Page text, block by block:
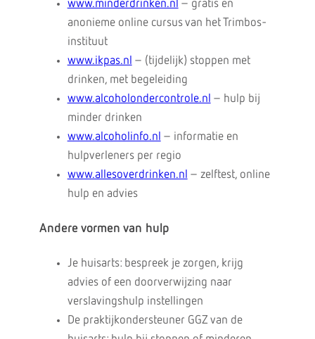
www.minderdrinken.nl – gratis en
anonieme online cursus van het Trimbos-
instituut
www.ikpas.nl – (tijdelijk) stoppen met
drinken, met begeleiding
www.alcoholondercontrole.nl – hulp bij
minder drinken
www.alcoholinfo.nl – informatie en
hulpverleners per regio
www.allesoverdrinken.nl – zelftest, online
hulp en advies
Andere vormen van hulp
Je huisarts: bespreek je zorgen, krijg
advies of een doorverwijzing naar
verslavingshulp instellingen
De praktijkondersteuner GGZ van de